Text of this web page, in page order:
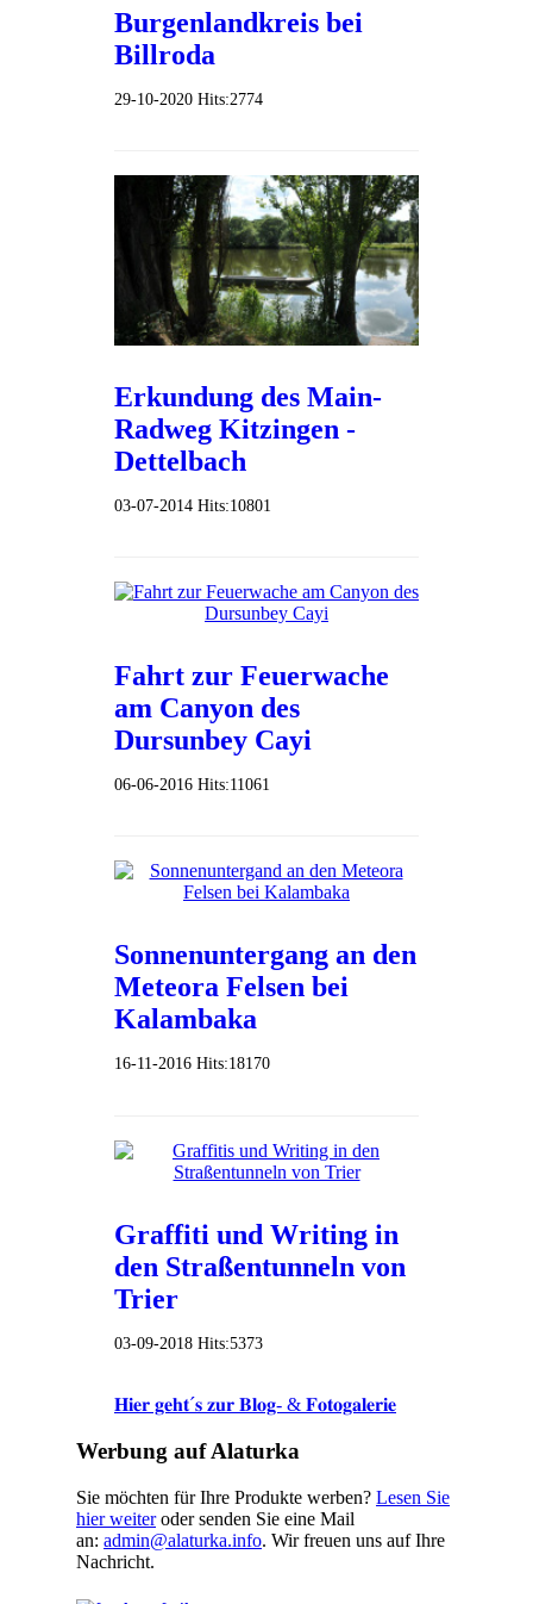
Burgenlandkreis bei
Billroda
29-10-2020 Hits:2774
Erkundung des Main-
Radweg Kitzingen -
Dettelbach
03-07-2014 Hits:10801
Fahrt zur Feuerwache
am Canyon des
Dursunbey Cayi
06-06-2016 Hits:11061
Sonnenuntergang an den
Meteora Felsen bei
Kalambaka
16-11-2016 Hits:18170
Graffiti und Writing in
den Straßentunneln von
Trier
03-09-2018 Hits:5373
𝐇𝐢𝐞𝐫 𝐠𝐞𝐡𝐭´𝐬 𝐳𝐮𝐫 𝐁𝐥𝐨𝐠- & 𝐅𝐨𝐭𝐨𝐠𝐚𝐥𝐞𝐫𝐢𝐞
Werbung auf Alaturka
Sie möchten für Ihre Produkte werben? Lesen Sie
hier weiteroder senden Sie eine Mail
an: admin@alaturka.info. Wir freuen uns auf Ihre
Nachricht.